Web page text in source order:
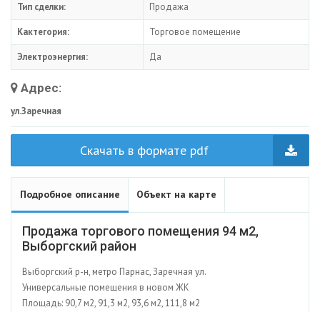
Тип сделки: Продажа
Кактегория: Торговое помещение
Электроэнергия: Да
Адрес:
ул.Заречная
Скачать в формате pdf
Подробное описание Объект на карте
Продажа торгового помещения 94 м2,
Выборгский район
Выборгский р-н, метро Парнас, Заречная ул.
Универсальные помещения в новом ЖК
Площадь: 90,7 м2, 91,3 м2, 93,6 м2, 111,8 м2